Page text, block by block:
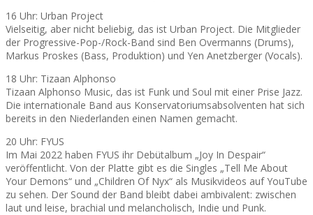
16 Uhr: Urban Project
Vielseitig, aber nicht beliebig, das ist Urban Project. Die Mitglieder
der Progressive-Pop-/Rock-Band sind Ben Overmanns (Drums),
Markus Proskes (Bass, Produktion) und Yen Anetzberger (Vocals).
18 Uhr: Tizaan Alphonso
Tizaan Alphonso Music, das ist Funk und Soul mit einer Prise Jazz.
Die internationale Band aus Konservatoriumsabsolventen hat sich
bereits in den Niederlanden einen Namen gemacht.
20 Uhr: FYUS
Im Mai 2022 haben FYUS ihr Debütalbum „Joy In Despair“
veröffentlicht. Von der Platte gibt es die Singles „Tell Me About
Your Demons“ und „Children Of Nyx“ als Musikvideos auf YouTube
zu sehen. Der Sound der Band bleibt dabei ambivalent: zwischen
laut und leise, brachial und melancholisch, Indie und Punk.